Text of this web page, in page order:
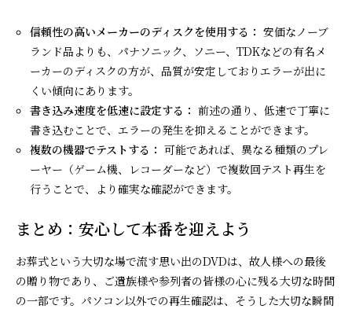
信頼性の高いメーカーのディスクを使用する： 安価なノーブ
ランド品よりも、パナソニック、ソニー、TDKなどの有名メ
ーカーのディスクの方が、品質が安定しておりエラーが出に
くい傾向にあります。
書き込み速度を低速に設定する： 前述の通り、低速で丁寧に
書き込むことで、エラーの発生を抑えることができます。
複数の機器でテストする： 可能であれば、異なる種類のプレ
ーヤー（ゲーム機、レコーダーなど）で複数回テスト再生を
行うことで、より確実な確認ができます。
まとめ：安心して本番を迎えよう
お葬式という大切な場で流す思い出のDVDは、故人様への最後
の贈り物であり、ご遺族様や参列者の皆様の心に残る大切な時間
の一部です。パソコン以外での再生確認は、そうした大切な瞬間